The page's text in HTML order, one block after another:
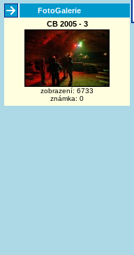
FotoGalerie
CB 2005 - 3
zobrazení: 6733
známka: 0